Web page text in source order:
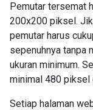
Pemutar tersemat
200x200 piksel.
pemutar harus
sepenuhnya tanpa
ukuran minimum.
minimal 480 piksel
Setiap halaman